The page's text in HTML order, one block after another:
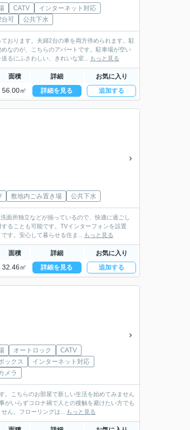
CATV
インターネット対応
台可
公共下水
おります。夫婦2台の車を両方停められます。駐
なのが、こちらのアパートです。駐車場が空い
るにふさわしい、きれいな室... もっと見る
面積 詳細 お気に入り
56.00㎡ 詳細を見る 追加する
敷地内ごみ置き場 公共下水
面所独立などが揃っているので、快適に過ごし
ることも可能です。TVインターフォンを設置
す。安心して暮らせる住ま... もっと見る
面積 詳細 お気に入り
32.46㎡ 詳細を見る 追加する
オートロック
CATV
ックス
インターネット対応
メラ
。こちらのお部屋で新しい生活を始めてみません
いらずコロナ禍で人との接触を避けたい方でも
ん。フローリングは... もっと見る